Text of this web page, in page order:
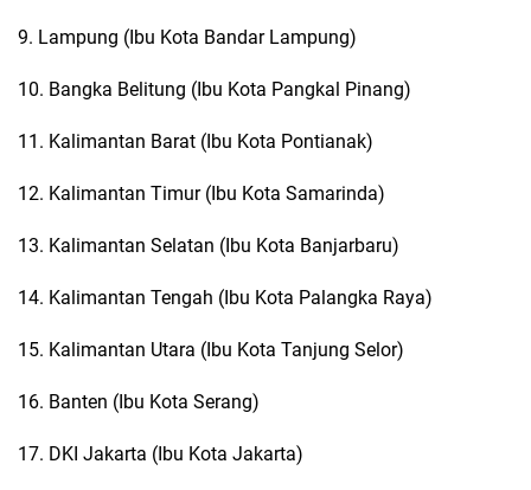
9. Lampung (Ibu Kota Bandar Lampung)
10. Bangka Belitung (Ibu Kota Pangkal Pinang)
11. Kalimantan Barat (Ibu Kota Pontianak)
12. Kalimantan Timur (Ibu Kota Samarinda)
13. Kalimantan Selatan (Ibu Kota Banjarbaru)
14. Kalimantan Tengah (Ibu Kota Palangka Raya)
15. Kalimantan Utara (Ibu Kota Tanjung Selor)
16. Banten (Ibu Kota Serang)
17. DKI Jakarta (Ibu Kota Jakarta)